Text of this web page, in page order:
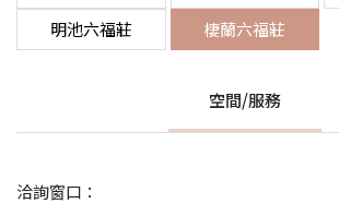
明池六福莊
棲蘭六福莊
空間/服務
洽詢窗口：